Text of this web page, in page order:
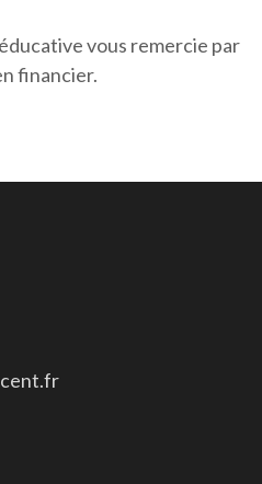
vous remercie par
financier.